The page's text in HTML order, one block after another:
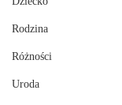
Rodzina
Różności
Uroda